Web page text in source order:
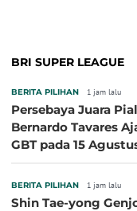
BRI SUPER LEAGUE
BERITA PILIHAN 1 jam lalu
Persebaya Juara
Bernardo Tavares
GBT pada 15
BERITA PILIHAN 1 jam lalu
Shin Tae-yong